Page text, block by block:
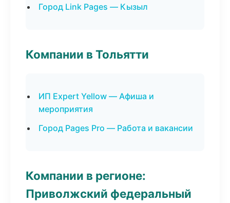
Город Link Pages — Кызыл
Компании в Тольятти
ИП Expert Yellow — Афиша и
мероприятия
Город Pages Pro — Работа и вакансии
Компании в регионе:
Приволжский федеральный